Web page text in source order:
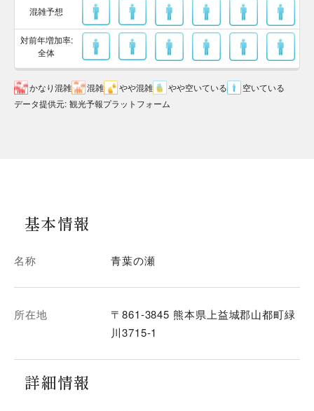
混雑予想
対前年増加率:
全体
かなり混雑 混雑 やや混雑 やや空いている
空いている
データ提供元: 観光予報プラットフォーム
基本情報
名称 青葉の瀬
所在地
〒861-3845 熊本県上益城郡山都町緑
川3715-1
詳細情報